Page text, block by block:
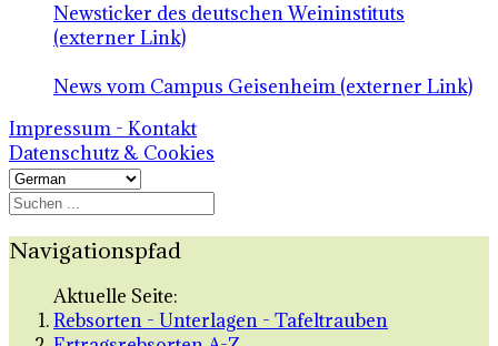
Newsticker des deutschen Weininstituts
(externer Link)
News vom Campus Geisenheim (externer Link)
Impressum - Kontakt
Datenschutz & Cookies
Navigationspfad
Aktuelle Seite:
Rebsorten - Unterlagen - Tafeltrauben